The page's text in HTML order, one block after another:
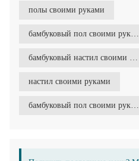
полы своими руками
настил своими руками